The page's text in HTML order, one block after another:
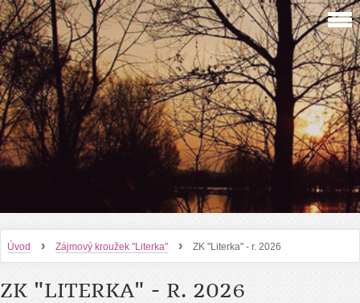
Úvod › Zájmový kroužek "Literka" › ZK "Literka" - r. 2026
ZK "LITERKA" - R. 2026